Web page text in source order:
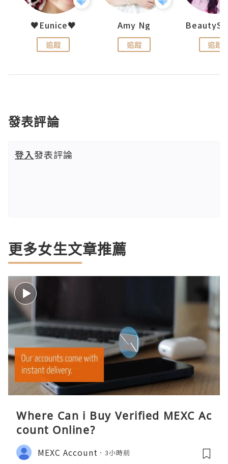
♥Eunice♥
追蹤
Amy Ng
追蹤 追蹤
發表評論
登入發表評論
更多女生文章推薦
Where Can i Buy Verified MEXC Ac
count Online?
MEXC Account 3小時前